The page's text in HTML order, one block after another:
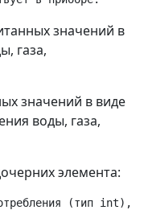
значений в
газа,
значений в виде
воды, газа,
элемента:
(тип int),